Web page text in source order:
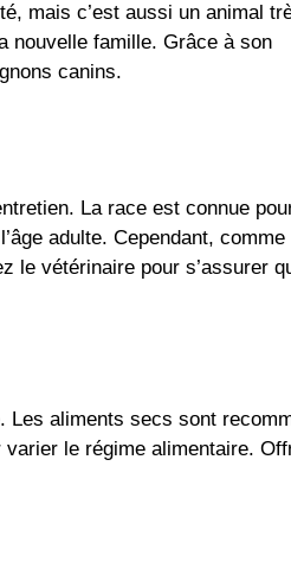
mais c’est aussi un animal
nouvelle famille. Grâce à son
canins.
La race est connue
adulte. Cependant, comme
le vétérinaire pour s’assurer
Les aliments secs sont
le régime alimentaire.